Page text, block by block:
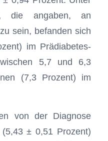
die angaben, an
sein, befanden sich
im Prädiabetes-
5,7 und 6,3
(7,3 Prozent) im
von der Diagnose
± 0,51 Prozent)